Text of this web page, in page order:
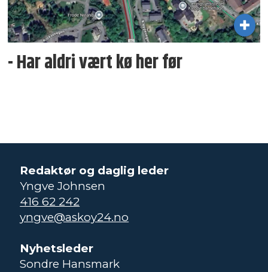
- Har aldri vært kø her før
Redaktør og daglig leder
Yngve Johnsen
416 62 242
yngve@askoy24.no
Nyhetsleder
Sondre Hansmark